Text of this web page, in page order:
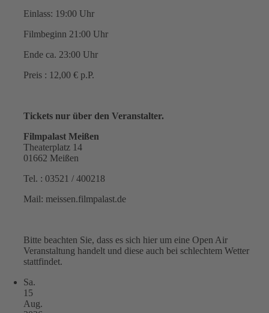
Einlass: 19:00 Uhr
Filmbeginn 21:00 Uhr
Ende ca. 23:00 Uhr
Preis : 12,00 € p.P.
Tickets nur über den Veranstalter.
Filmpalast Meißen
Theaterplatz 14
01662 Meißen
Tel. : 03521 / 400218
Mail: meissen.filmpalast.de
Bitte beachten Sie, dass es sich hier um eine Open Air
Veranstaltung handelt und diese auch bei schlechtem Wetter
stattfindet.
Sa.
15
Aug.